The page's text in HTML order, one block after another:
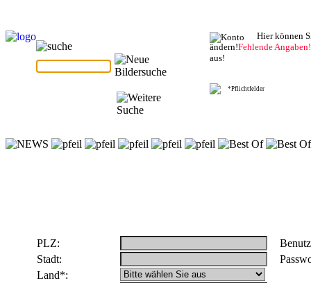
Hier können
ändern!Fehlende
aus!
*Pflichtfelder
PLZ:
Stadt:
Land*: